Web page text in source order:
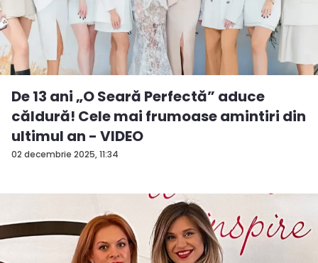
02 decembrie 2025, 11:34
De 13 ani „O Seară Perfectă” aduce
căldură! Cele mai frumoase amintiri din
ultimul an - VIDEO